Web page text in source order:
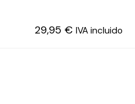
29,95 € IVA incluido